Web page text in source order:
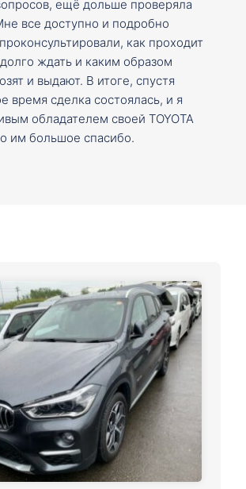
ещё дольше проверяла
все доступно и подробно
как проходит
ждать и каким образом
и выдают. В итоге, спустя
время сделка состоялась, и я
обладателем своей TOYOTA
им большое спасибо.